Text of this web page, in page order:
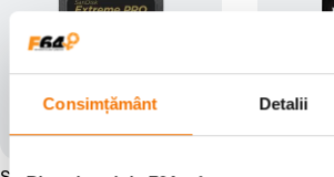
Consimțământ Detalii